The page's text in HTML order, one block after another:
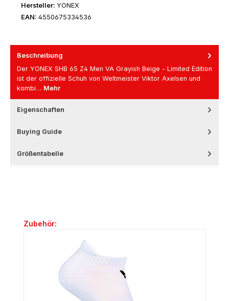
Hersteller: YONEX
EAN: 4550675334536
Beschreibung
Der YONEX SHB 65 Z4 Men VA Grayish Beige - Limited Edition
ist der offizielle Schuh von Weltmeister Viktor Axelsen und
kombi… Mehr
Eigenschaften
Buying Guide
Größentabelle
Produktgalerie überspringen
Zubehör: